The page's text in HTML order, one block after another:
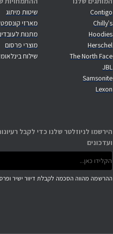
Contigo
Chilly's
Hoodies
Herschel
The North Face
JBL
Samsonite
Lexon
שיטות מיתוג
מארזי קונספט
מתנות
מוצרי פרסום
שילוח
הירשמו לניוזלטר שלנו כדי לקבל
ועדכונים
ההרשמה מהווה הסכמה לקבלת דיוור ישיר